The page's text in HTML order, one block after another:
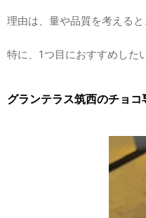
理由は、量や品質を考える
特に、1つ目におすすめした
グランテラス筑西のチョコ